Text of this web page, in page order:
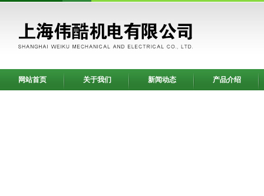
网站首页 关于我们 新闻动态 产品介绍